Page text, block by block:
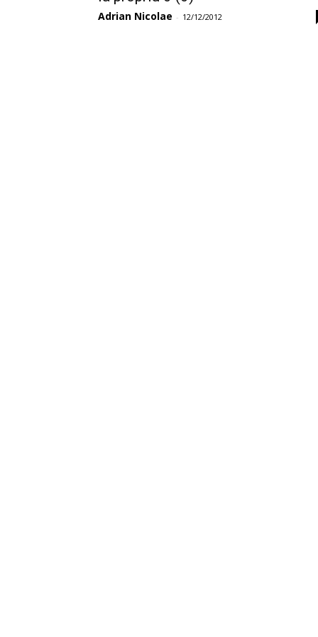
Adrian Nicolae - 12/12/2012